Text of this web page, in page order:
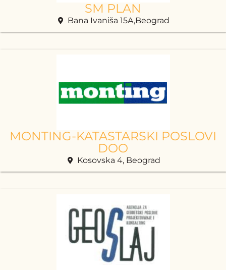
SM PLAN
Bana Ivaniša 15A,Beograd
MONTING-KATASTARSKI POSLOVI
DOO
Kosovska 4, Beograd